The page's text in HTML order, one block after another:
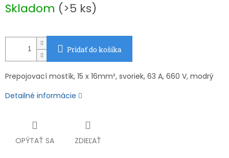
cena:
Skladom (>5 ks)
Pridať do košíka
Prepojovací mostík, 15 x 16mm², svoriek, 63 A, 660 V, modrý
Detailné informácie
OPÝTAŤ SA ZDIEĽAŤ